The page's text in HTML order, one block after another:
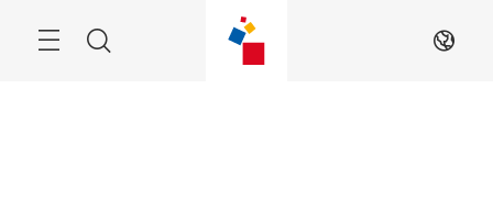
ZH